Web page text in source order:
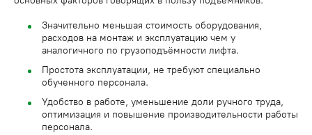
Значительно меньшая стоимость оборудования,
расходов на монтаж и эксплуатацию чем у
аналогичного по грузоподъёмности лифта.
Простота эксплуатации, не требуют специально
обученного персонала.
Удобство в работе, уменьшение доли ручного труда,
оптимизация и повышение производительности работы
персонала.